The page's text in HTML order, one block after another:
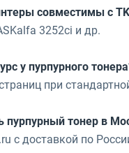
совместимы с
3252ci и др.
у пурпурного
при
пурпурный тонер в
с доставкой по